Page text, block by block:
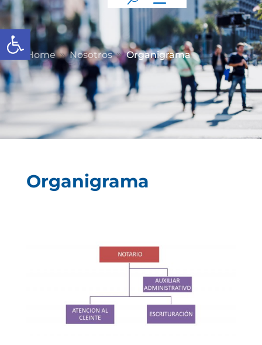
Abrir barra de herramientas
Home 9 Nosotros 9 Organigrama
Organigrama